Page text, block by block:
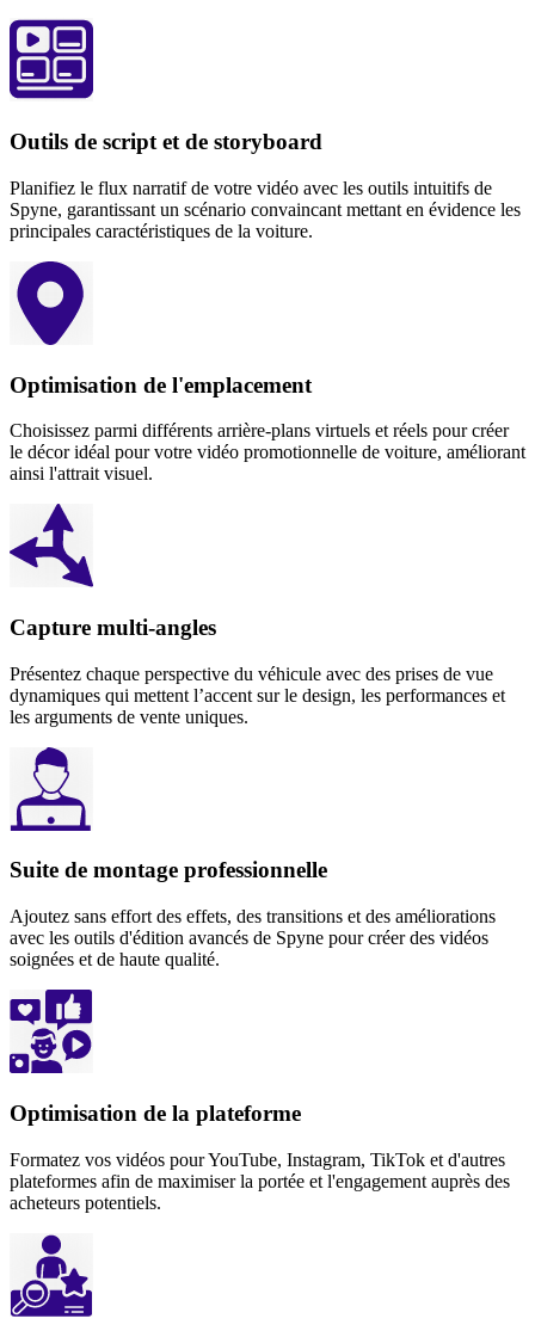
Outils de script et de storyboard
Planifiez le flux narratif de votre vidéo avec les outils intuitifs de
Spyne, garantissant un scénario convaincant mettant en évidence les
principales caractéristiques de la voiture.
Optimisation de l'emplacement
Choisissez parmi différents arrière-plans virtuels et réels pour créer
le décor idéal pour votre vidéo promotionnelle de voiture, améliorant
ainsi l'attrait visuel.
Capture multi-angles
Présentez chaque perspective du véhicule avec des prises de vue
dynamiques qui mettent l’accent sur le design, les performances et
les arguments de vente uniques.
Suite de montage professionnelle
Ajoutez sans effort des effets, des transitions et des améliorations
avec les outils d'édition avancés de Spyne pour créer des vidéos
soignées et de haute qualité.
Optimisation de la plateforme
Formatez vos vidéos pour YouTube, Instagram, TikTok et d'autres
plateformes afin de maximiser la portée et l'engagement auprès des
acheteurs potentiels.